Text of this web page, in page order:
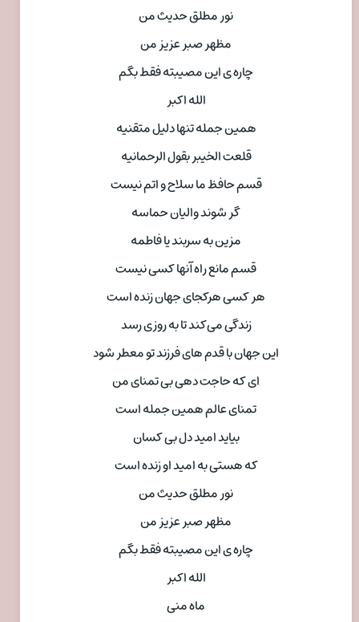
نور مطلق حدیث من
مظهر صبر عزیز من
چاره ی این مصیبته فقط بگم
الله اکبر
همین جمله تنها دلیل متقنیه
قلعت الخیبر بقول الرحمانیه
قسم حافظ ما سلاح و اتم نیست
گر شوند والیان حماسه
مزین به سربند یا فاطمه
قسم مانع راه آنها کسی نیست
هر کسی هرکجای جهان زنده است
زندگی می‌کند تا به روزی رسد
این جهان با قدم های فرزند تو معطر شود
ای که حاجت دهی بی تمنای من
تمنای عالم همین جمله است
بیاید امید دل بی کسان
که هستی به امید او زنده است
نور مطلق حدیث من
مظهر صبر عزیز من
چاره ی این مصیبته فقط بگم
الله اکبر
ماه منی